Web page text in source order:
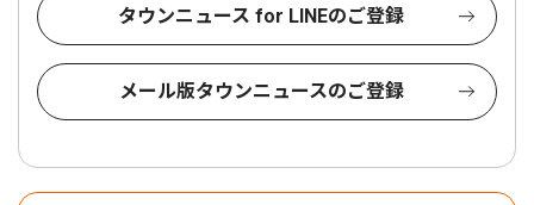
タウンニュース for LINEのご登録
メール版タウンニュースのご登録